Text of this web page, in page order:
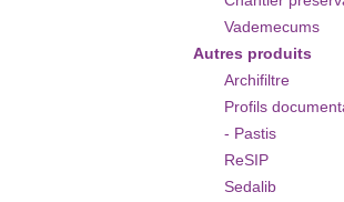
Vademecums
Autres produits
Archifiltre
Profils
- Pastis
ReSIP
Sedalib